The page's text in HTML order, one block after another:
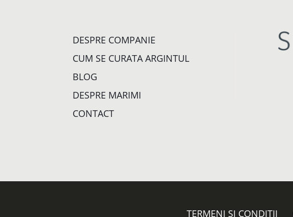
DESPRE COMPANIE
CUM SE CURATA ARGINTUL
BLOG
DESPRE MARIMI
CONTACT
TERMENI ȘI CONDIȚII